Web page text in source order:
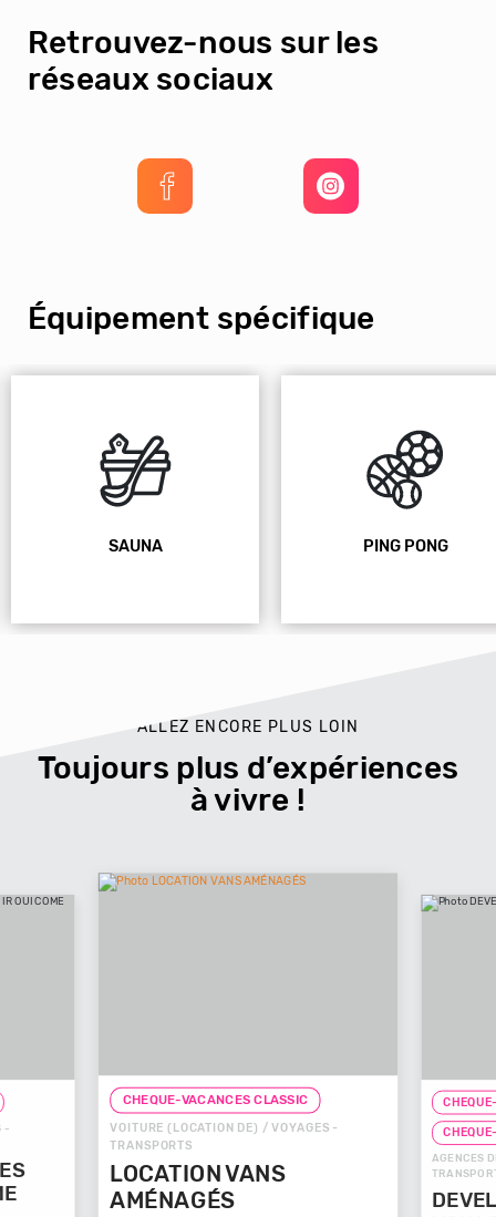
Équipement spécifique
SAUNA PING PONG
Retrouvez-nous sur les
réseaux sociaux
ALLEZ ENCORE PLUS LOIN
Toujours plus d’expériences
à vivre !
-
CHEQUE-VACANCES CLASSIC
VOITURE (LOCATION DE) / VOYAGES -
TRANSPORTS
LOCATION VANS
AMÉNAGÉS
AGENCES